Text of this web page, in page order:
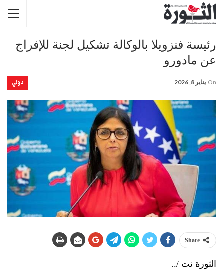
رئيسة فنزويلا بالوكالة تشكيل لجنة للإفراج
عن مادورو
دولي On يناير 8, 2026
Share
الثورة نت /..